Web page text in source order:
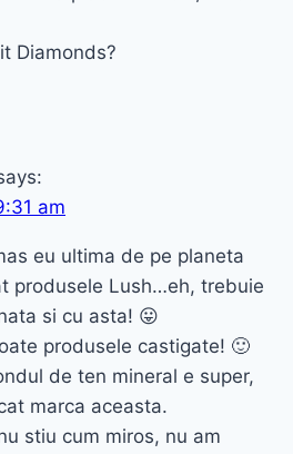
Diamonds?
am
eu ultima de pe planeta
produsele Lush…eh, trebuie
si cu asta! 😛
produsele castigate! 🙂
de ten mineral e super,
marca aceasta.
stiu cum miros, nu am